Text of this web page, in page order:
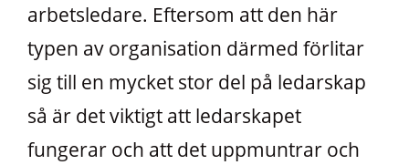
arbetsledare. Eftersom att den här
typen av organisation därmed förlitar
sig till en mycket stor del på ledarskap
så är det viktigt att ledarskapet
fungerar och att det uppmuntrar och